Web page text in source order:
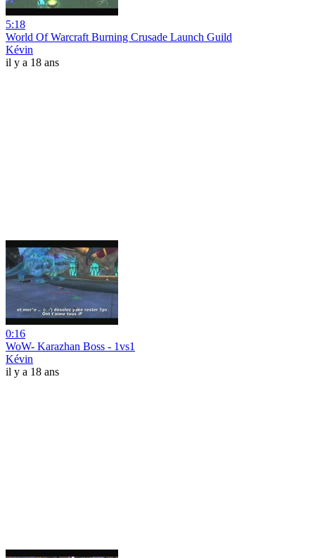
5:18
World Of Warcraft Burning Crusade Launch Guild
Kévin
il y a 18 ans
0:16
WoW- Karazhan Boss - 1vs1
Kévin
il y a 18 ans